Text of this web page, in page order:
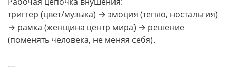
триггер (цвет/музыка) → эмоция (тепло, ностальгия)
→ рамка (женщина центр мира) → решение
(поменять человека, не меняя себя).
---